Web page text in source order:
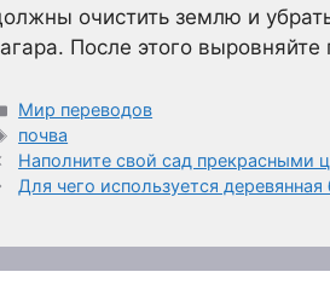
очистить землю и
После этого
Рубрики
Мир переводов
Метки
почва
Наполните свой сад прекрасными
Для чего используется деревянная